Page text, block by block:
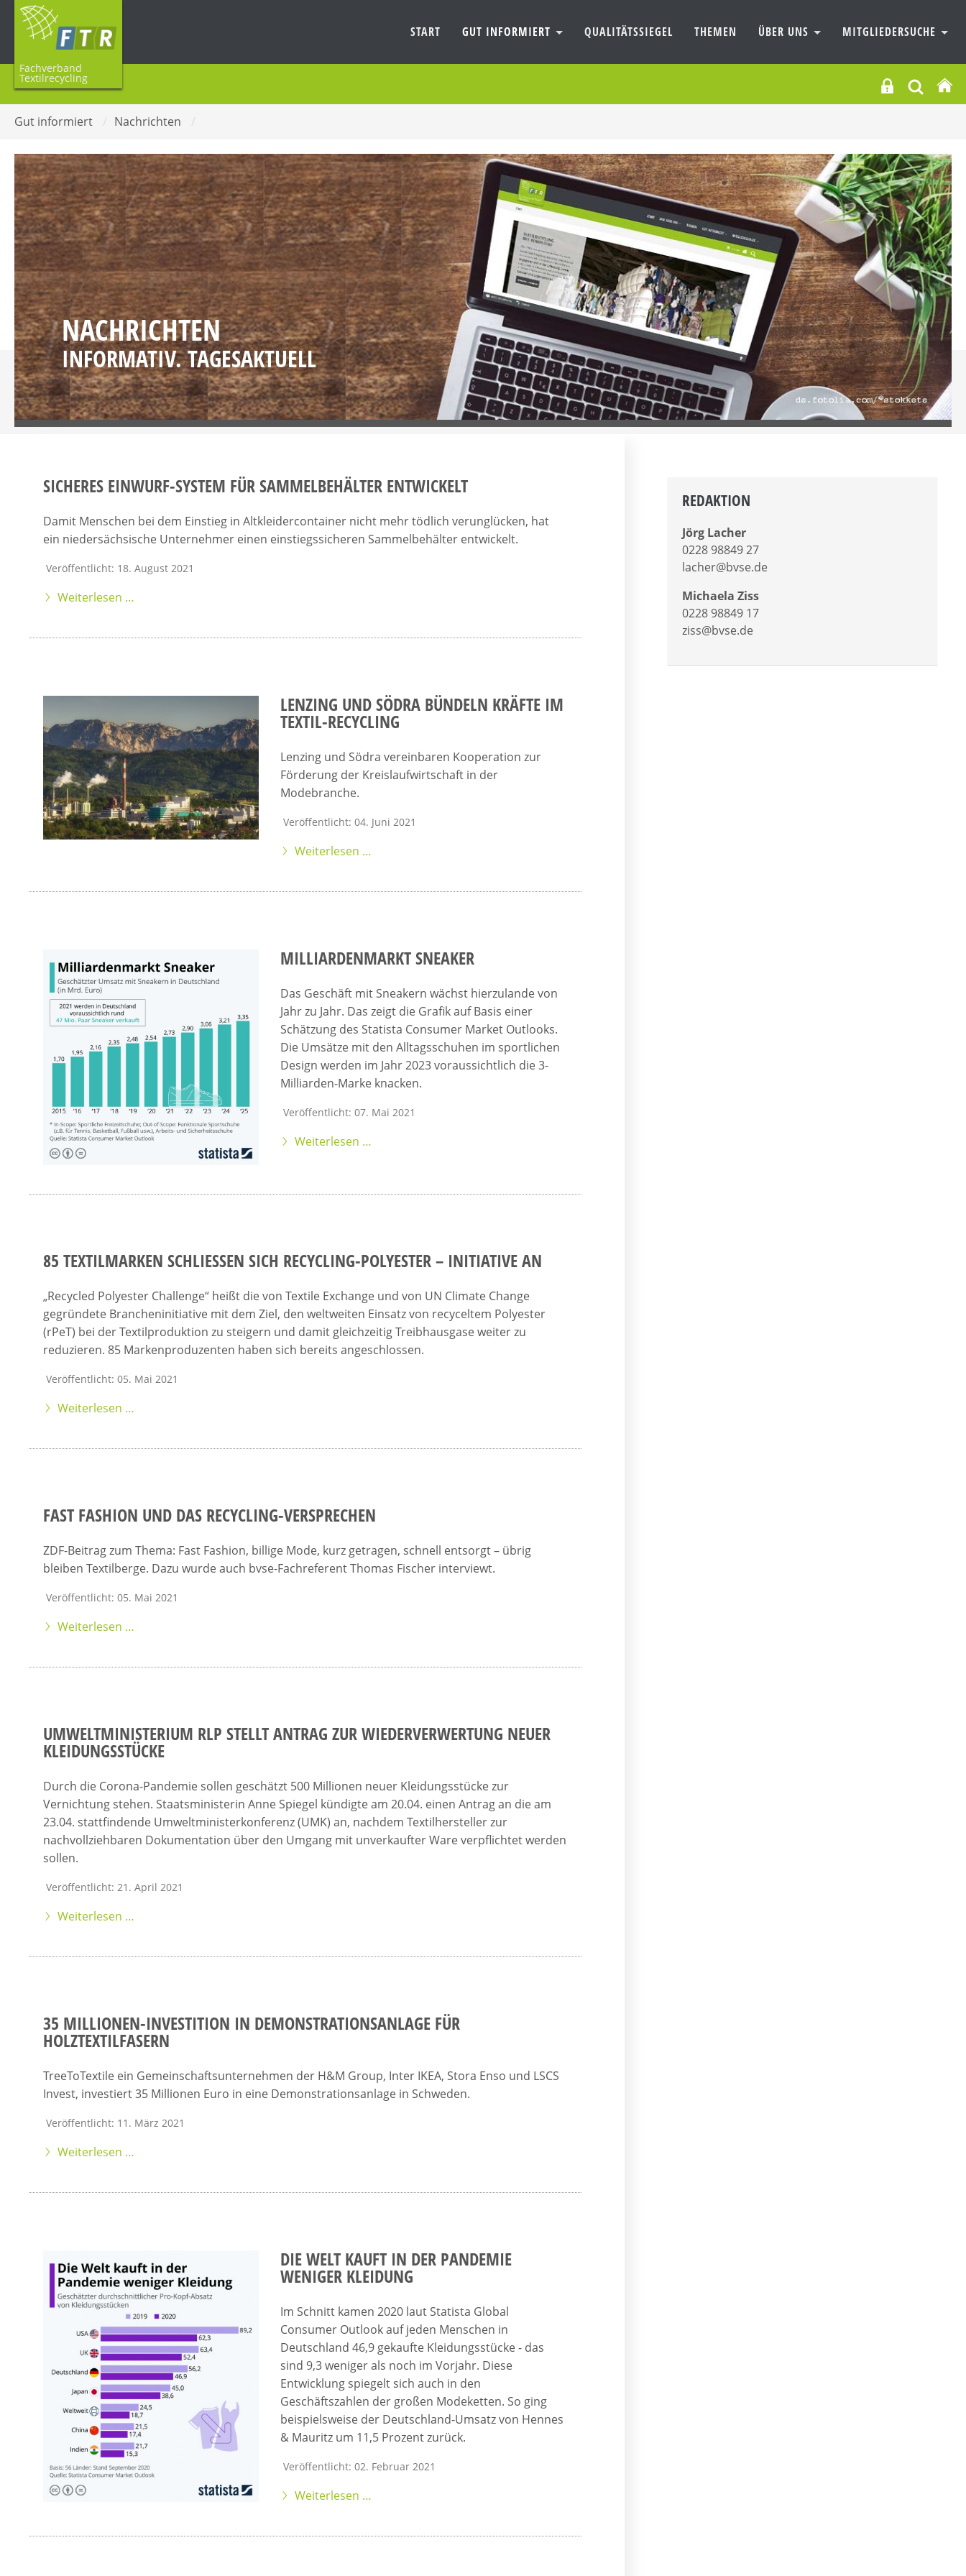
Fachverband
Textilrecycling
START GUT INFORMIERT QUALITÄTSSIEGEL THEMEN ÜBER UNS MITGLIEDERSUCHE
Gut informiert / Nachrichten /
NACHRICHTEN
INFORMATIV. TAGESAKTUELL
SICHERES EINWURF-SYSTEM FÜR SAMMELBEHÄLTER ENTWICKELT
Damit Menschen bei dem Einstieg in Altkleidercontainer nicht mehr tödlich verunglücken, hat
ein niedersächsische Unternehmer einen einstiegssicheren Sammelbehälter entwickelt.
Veröffentlicht: 18. August 2021
Weiterlesen …
LENZING UND SÖDRA BÜNDELN KRÄFTE IM
TEXTIL-RECYCLING
Lenzing und Södra vereinbaren Kooperation zur
Förderung der Kreislaufwirtschaft in der
Modebranche.
Veröffentlicht: 04. Juni 2021
Weiterlesen …
MILLIARDENMARKT SNEAKER
Das Geschäft mit Sneakern wächst hierzulande von
Jahr zu Jahr. Das zeigt die Grafik auf Basis einer
Schätzung des Statista Consumer Market Outlooks.
Die Umsätze mit den Alltagsschuhen im sportlichen
Design werden im Jahr 2023 voraussichtlich die 3-
Milliarden-Marke knacken.
Veröffentlicht: 07. Mai 2021
Weiterlesen …
85 TEXTILMARKEN SCHLIESSEN SICH RECYCLING-POLYESTER – INITIATIVE AN
„Recycled Polyester Challenge“ heißt die von Textile Exchange und von UN Climate Change
gegründete Brancheninitiative mit dem Ziel, den weltweiten Einsatz von recyceltem Polyester
(rPeT) bei der Textilproduktion zu steigern und damit gleichzeitig Treibhausgase weiter zu
reduzieren. 85 Markenproduzenten haben sich bereits angeschlossen.
Veröffentlicht: 05. Mai 2021
Weiterlesen …
FAST FASHION UND DAS RECYCLING-VERSPRECHEN
ZDF-Beitrag zum Thema: Fast Fashion, billige Mode, kurz getragen, schnell entsorgt – übrig
bleiben Textilberge. Dazu wurde auch bvse-Fachreferent Thomas Fischer interviewt.
Veröffentlicht: 05. Mai 2021
Weiterlesen …
UMWELTMINISTERIUM RLP STELLT ANTRAG ZUR WIEDERVERWERTUNG NEUER
KLEIDUNGSSTÜCKE
Durch die Corona-Pandemie sollen geschätzt 500 Millionen neuer Kleidungsstücke zur
Vernichtung stehen. Staatsministerin Anne Spiegel kündigte am 20.04. einen Antrag an die am
23.04. stattfindende Umweltministerkonferenz (UMK) an, nachdem Textilhersteller zur
nachvollziehbaren Dokumentation über den Umgang mit unverkaufter Ware verpflichtet werden
sollen.
Veröffentlicht: 21. April 2021
Weiterlesen …
35 MILLIONEN-INVESTITION IN DEMONSTRATIONSANLAGE FÜR
HOLZTEXTILFASERN
TreeToTextile ein Gemeinschaftsunternehmen der H&M Group, Inter IKEA, Stora Enso und LSCS
Invest, investiert 35 Millionen Euro in eine Demonstrationsanlage in Schweden.
Veröffentlicht: 11. März 2021
Weiterlesen …
DIE WELT KAUFT IN DER PANDEMIE
WENIGER KLEIDUNG
Im Schnitt kamen 2020 laut Statista Global
Consumer Outlook auf jeden Menschen in
Deutschland 46,9 gekaufte Kleidungsstücke - das
sind 9,3 weniger als noch im Vorjahr. Diese
Entwicklung spiegelt sich auch in den
Geschäftszahlen der großen Modeketten. So ging
beispielsweise der Deutschland-Umsatz von Hennes
& Mauritz um 11,5 Prozent zurück.
Veröffentlicht: 02. Februar 2021
Weiterlesen …
REDAKTION
Jörg Lacher
0228 98849 27
lacher@bvse.de
Michaela Ziss
0228 98849 17
ziss@bvse.de